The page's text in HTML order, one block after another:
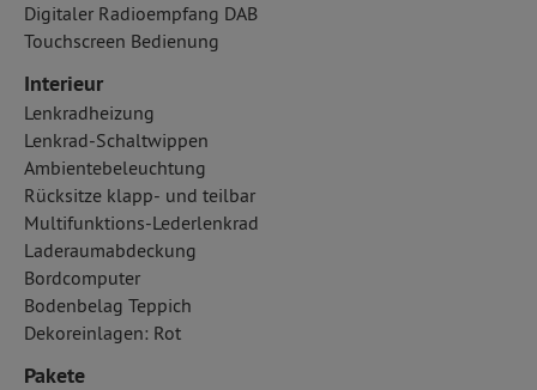
Digitaler Radioempfang DAB
Touchscreen Bedienung
Interieur
Lenkradheizung
Lenkrad-Schaltwippen
Ambientebeleuchtung
Rücksitze klapp- und teilbar
Multifunktions-Lederlenkrad
Laderaumabdeckung
Bordcomputer
Bodenbelag Teppich
Dekoreinlagen: Rot
Pakete